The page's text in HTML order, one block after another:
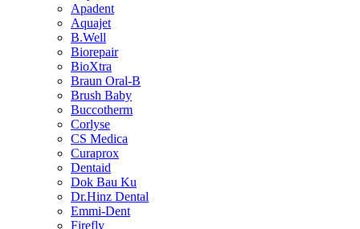
Apadent
Aquajet
B.Well
Biorepair
BioXtra
Braun Oral-B
Brush Baby
Buccotherm
Corlyse
CS Medica
Curaprox
Dentaid
Dok Bau Ku
Dr.Hinz Dental
Emmi-Dent
Firefly